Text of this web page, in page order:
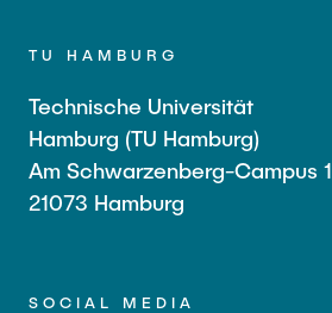
TU HAMBURG
Technische Universität
Hamburg (TU Hamburg)
Am Schwarzenberg-Campus 1
21073 Hamburg
SOCIAL MEDIA